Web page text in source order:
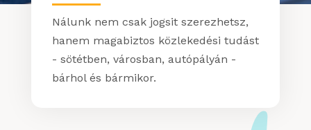
Nálunk nem csak jogsit szerezhetsz,
hanem magabiztos közlekedési tudást
- sötétben, városban, autópályán -
bárhol és bármikor.